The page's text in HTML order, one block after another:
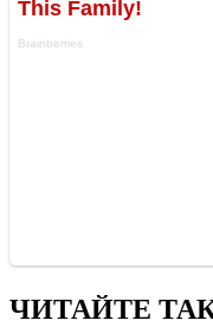
ЧИТАЙТЕ